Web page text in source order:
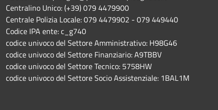
Centralino Unico: (+39) 079 4479900
Centrale Polizia Locale: 079 4479902 - 079 449440
Codice IPA ente: c_g740
codice univoco del Settore Amministrativo: H98G46
codice univoco del Settore Finanziario: A9TBBV
codice univoco del Settore Tecnico: 5758HW
codice univoco del Settore Socio Assistenziale: 1BAL1M